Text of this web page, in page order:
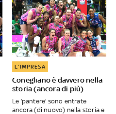
Conegliano è davvero nella
storia (ancora di più)
L'IMPRESA
Le ‘pantere’ sono entrate
ancora (di nuovo) nella storia e